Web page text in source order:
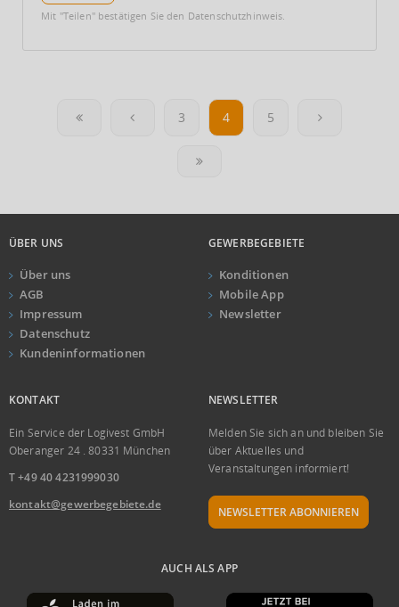
Mit "Teilen" bestätigen Sie den Datenschutzhinweis.
First Page Previous Page
3 4 5 Next Page
Last Page
ÜBER UNS
Über uns
AGB
Impressum
Datenschutz
Kundeninformationen
GEWERBEGEBIETE
Konditionen
Mobile App
Newsletter
KONTAKT
Ein Service der Logivest GmbH
Oberanger 24 . 80331 München
T +49 40 4231999030
kontakt@gewerbegebiete.de
NEWSLETTER
Melden Sie sich an und bleiben Sie
über Aktuelles und
Veranstaltungen informiert!
NEWSLETTER ABONNIEREN
AUCH ALS APP